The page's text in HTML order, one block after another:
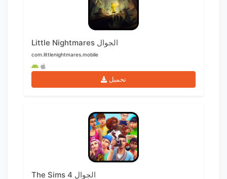
Little Nightmares الجوال
com.littlenightmares.mobile
تحميل
The Sims 4 الجوال